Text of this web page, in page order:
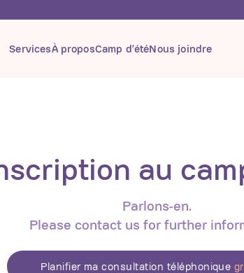
ServicesÀ proposCamp d’étéNous joindre
au
Parlons-en.
Please contact us for further
Planifier ma consultation téléphonique